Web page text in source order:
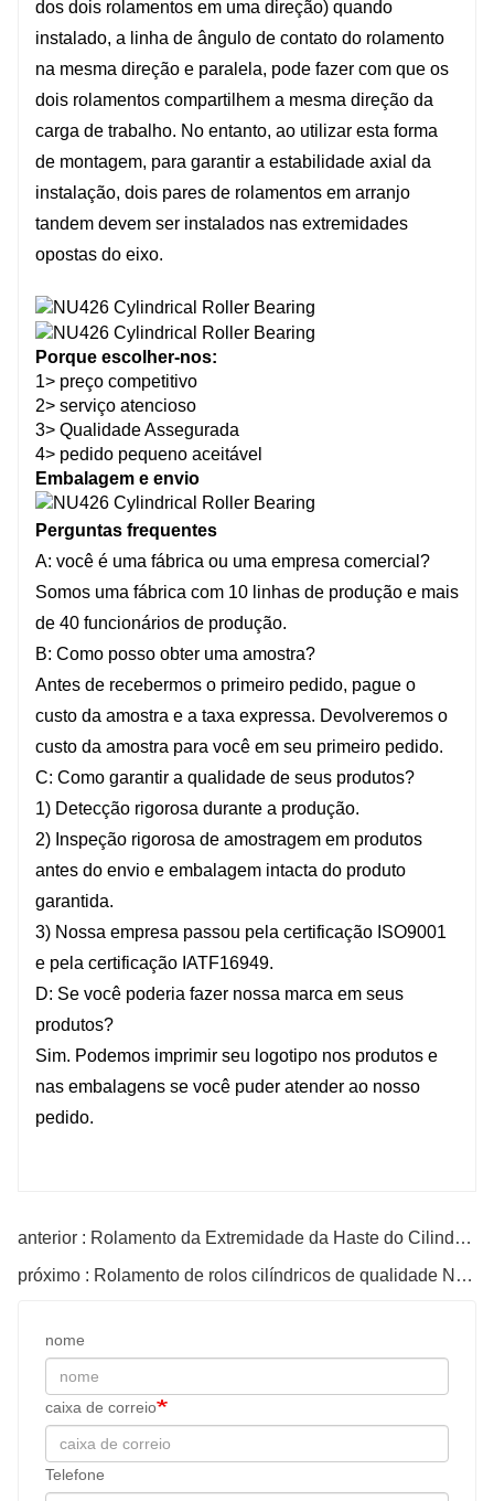
dos dois rolamentos em uma direção) quando
instalado, a linha de ângulo de contato do rolamento
na mesma direção e paralela, pode fazer com que os
dois rolamentos compartilhem a mesma direção da
carga de trabalho. No entanto, ao utilizar esta forma
de montagem, para garantir a estabilidade axial da
instalação, dois pares de rolamentos em arranjo
tandem devem ser instalados nas extremidades
opostas do eixo.
Porque escolher-nos:
1> preço competitivo
2> serviço atencioso
3> Qualidade Assegurada
4> pedido pequeno aceitável
Embalagem e envio
Perguntas frequentes
A: você é uma fábrica ou uma empresa comercial?
Somos uma fábrica com 10 linhas de produção e mais
de 40 funcionários de produção.
B: Como posso obter uma amostra?
Antes de recebermos o primeiro pedido, pague o
custo da amostra e a taxa expressa. Devolveremos o
custo da amostra para você em seu primeiro pedido.
C: Como garantir a qualidade de seus produtos?
1) Detecção rigorosa durante a produção.
2) Inspeção rigorosa de amostragem em produtos
antes do envio e embalagem intacta do produto
garantida.
3) Nossa empresa passou pela certificação ISO9001
e pela certificação IATF16949.
D: Se você poderia fazer nossa marca em seus
produtos?
Sim. Podemos imprimir seu logotipo nos produtos e
nas embalagens se você puder atender ao nosso
pedido.
anterior : Rolamento da Extremidade da Haste do Cilindro Hidráulico
próximo : Rolamento de rolos cilíndricos de qualidade Nu306
nome
caixa de correio
Telefone